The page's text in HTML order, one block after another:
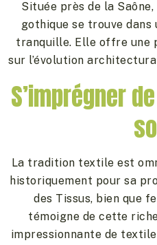
Située près de la
gothique se trouve
tranquille. Elle offre une
sur l’évolution
S’imprégner
La tradition textile est
historiquement pour sa
des Tissus, bien que
témoigne de cette
impressionnante de